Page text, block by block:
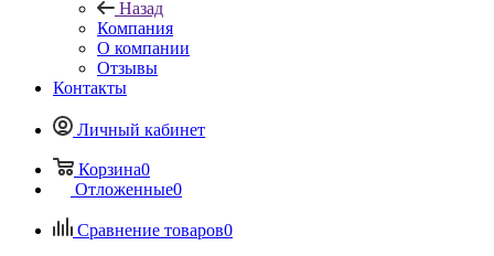
Назад
Компания
О компании
Отзывы
Контакты
Личный кабинет
Корзина0
Отложенные0
Сравнение товаров0